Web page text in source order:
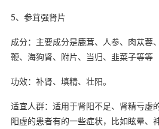
5、参茸强肾片
成分：主要成分是鹿茸、人参、肉苁蓉
鞭、海狗肾、附片、当归、韭菜子等等
功效：补肾、填精、壮阳。
适宜人群：适用于肾阳不足、肾精亏虚
阳虚的患者有的一些症状，比如眩晕、